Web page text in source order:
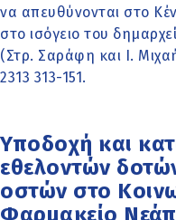
να απευθύνονται στο
στο ισόγειο του
(Στρ. Σαράφη και Ι.
2313 313-151.
Υποδοχή και
εθελοντών
οστών στο
Φαρμακείο